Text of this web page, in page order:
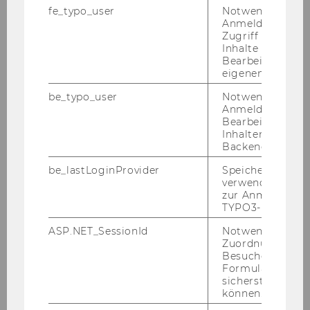
Podcast: Once Upon a Student
Empower
fe_typo_user
Notwendig für
Anmeldung und
Zugriff auf
Inhalte oder zur
Bearbeitung des
eigenen Profils.
be_typo_user
Notwendig für
Anmeldung und
Bearbeitung von
Inhalten im
Backend.
be_lastLoginProvider
Speichert die
verwendete
zur Anmeldung
TYPO3-Backend.
ASP.NET_SessionId
Notwendig, um
Zuordnung von
Besucher zu
sicherstellen zu
können.